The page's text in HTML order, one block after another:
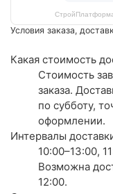
Условия заказа,
Какая стоимость
Стоимость
заказа.
по субботу,
оформлении.
Интервалы
10:00–13:00,
Возможна
12:00.